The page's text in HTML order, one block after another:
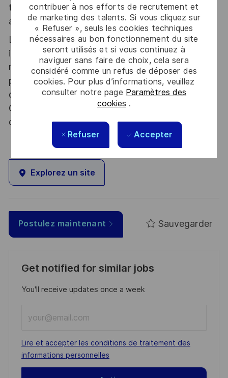
contribuer à nos efforts de recrutement et
de marketing des talents. Si vous cliquez sur
« Refuser », seuls les cookies techniques
nécessaires au bon fonctionnement du site
seront utilisés et si vous continuez à
naviguer sans faire de choix, cela sera
considéré comme un refus de déposer des
cookies. Pour plus d’informations, veuillez
consulter notre page Paramètres des
cookies .
Refuser Accepter
tous les talents. La diversité est notre meilleur
atout. Postulez et rejoignez nous !
Le poste pouvant nécessiter d'accéder à des
informations relevant du secret de la défense
nationale, la personne retenue fera l'objet d'une
procédure d’habilitation, conformément aux
dispositions des articles R.2311-1 et suivants du
Code de la défense et de l’IGI 1300 SGDSN/PSE
du 09 août 2021.
Explorez un site
Postulez maintenant Sauvegarder
Get notified for similar jobs
You'll receive updates once a week
Email
address
(Required)
Required
Lire et accepter les conditions de traitement des
informations personnelles